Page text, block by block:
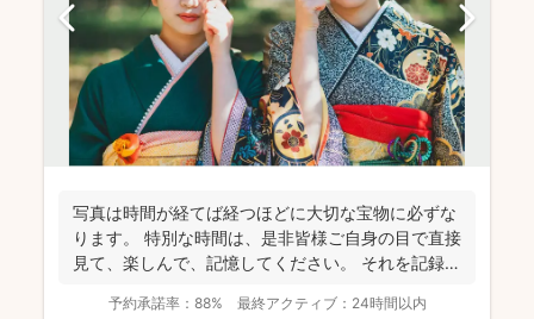
写真は時間が経てば経つほどに大切な宝物に必ずな
ります。 特別な時間は、是非皆様ご自身の目で直接
見て、楽しんで、記憶してください。 それを記録す
予約承諾率： 88% 最終アクティブ： 24時間以内